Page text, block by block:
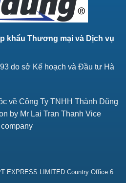
khẩu Thương mại và Dịch vụ
do sở Kế hoạch và Đầu tư Hà
về Công Ty TNHH Thành Dũng
by Mr Lai Tran Thanh Vice
EXPRESS LIMITED Country Office 6